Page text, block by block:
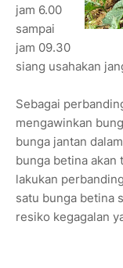
jam 6.00
sampai
jam 09.30
siang usahakan
Sebagai
mengawinkan
bunga jantan
bunga betina akan
lakukan
satu bunga betina
resiko kegagalan